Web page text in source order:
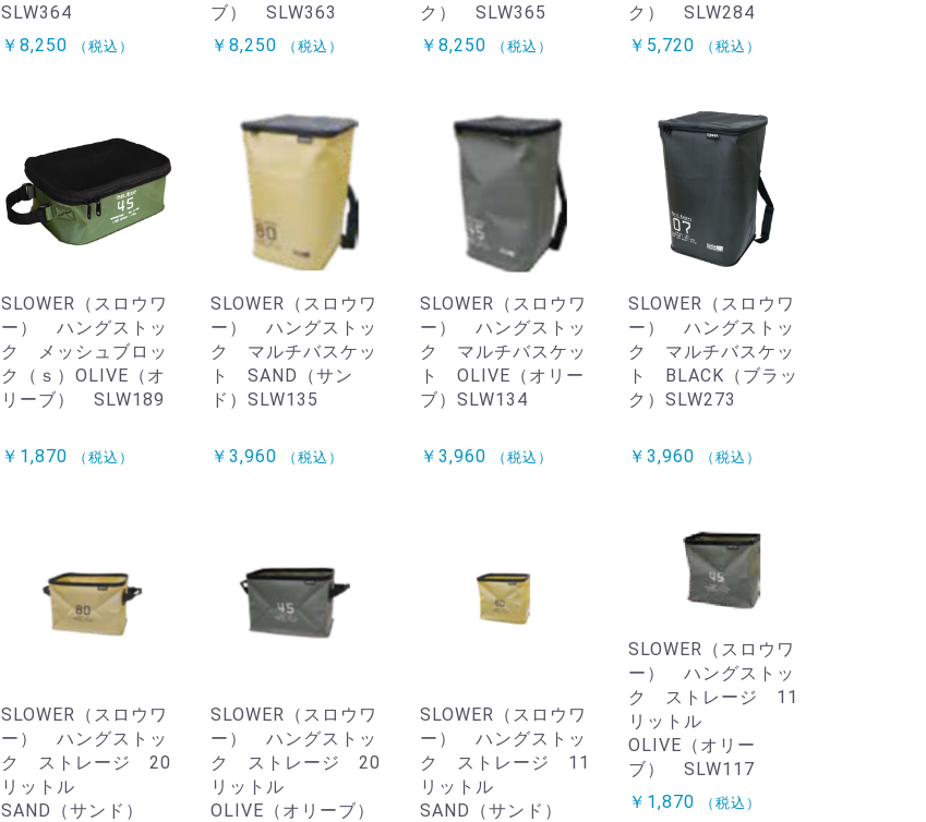
SLW364
￥8,250
（税込）
ブ） SLW363
￥8,250
（税込）
ク） SLW365
￥8,250
（税込）
ク） SLW284
￥5,720
（税込）
SLOWER（スロウワ
ー） ハングストッ
ク メッシュブロッ
ク（ｓ）OLIVE（オ
リーブ） SLW189
￥1,870 （税込）
SLOWER（スロウワ
ー） ハングストッ
ク マルチバスケッ
ト SAND（サン
ド）SLW135
￥3,960 （税込）
SLOWER（スロウワ
ー） ハングストッ
ク マルチバスケッ
ト OLIVE（オリー
ブ）SLW134
￥3,960 （税込）
SLOWER（スロウワ
ー） ハングストッ
ク マルチバスケッ
ト BLACK（ブラッ
ク）SLW273
￥3,960 （税込）
SLOWER（スロウワ
ー） ハングストッ
ク ストレージ 20
リットル
SAND（サンド）
SLOWER（スロウワ
ー） ハングストッ
ク ストレージ 20
リットル
OLIVE（オリーブ）
SLOWER（スロウワ
ー） ハングストッ
ク ストレージ 11
リットル
SAND（サンド）
SLOWER（スロウワ
ー） ハングストッ
ク ストレージ 11
リットル
OLIVE（オリー
ブ） SLW117
￥1,870
（税込）